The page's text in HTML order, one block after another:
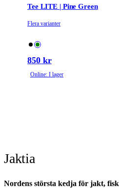
Tee LITE | Pine Green
Flera varianter
850 kr
Online: I lager
Jaktia
Nordens största kedja för jakt,